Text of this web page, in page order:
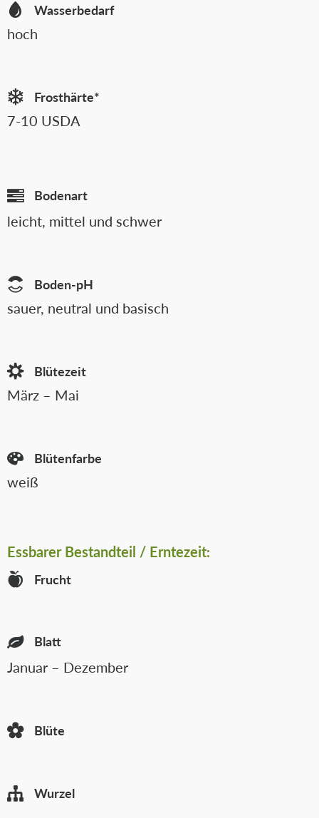
Wasserbedarf
hoch
Frosthärte*
7-10 USDA
Bodenart
leicht, mittel und schwer
Boden-pH
sauer, neutral und basisch
Blütezeit
März – Mai
Blütenfarbe
weiß
EssbarerBestandteil / Erntezeit:
Frucht
Blatt
Januar – Dezember
Blüte
Wurzel